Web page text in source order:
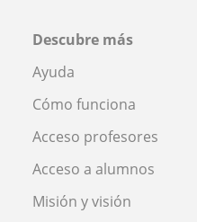
Descubre más
Ayuda
Cómo funciona
Acceso profesores
Acceso a alumnos
Misión y visión